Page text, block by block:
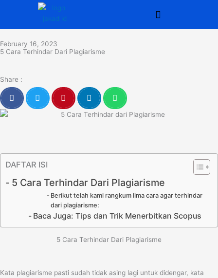
February 16, 2023
5 Cara Terhindar Dari Plagiarisme
Share :
DAFTAR ISI
5 Cara Terhindar Dari Plagiarisme
Berikut telah kami rangkum lima cara agar terhindar
dari plagiarisme:
Baca Juga: Tips dan Trik Menerbitkan Scopus
5 Cara Terhindar Dari Plagiarisme
Kata plagiarisme pasti sudah tidak asing lagi untuk didengar, kata